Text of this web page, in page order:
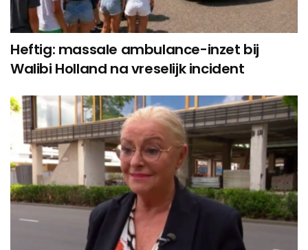
Heftig: massale ambulance-inzet bij
Walibi Holland na vreselijk incident